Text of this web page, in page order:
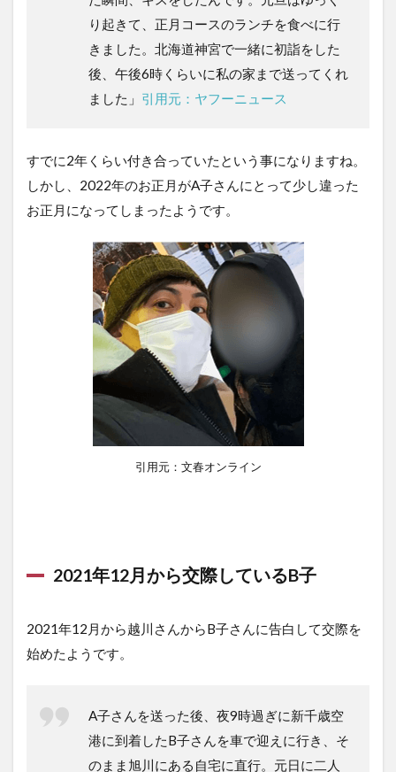
り起きて、正月コースのランチを食べに行
きました。北海道神宮で一緒に初詣をした
後、午後6時くらいに私の家まで送ってくれ
ました」 引用元：ヤフーニュース
すでに2年くらい付き合っていたという事になりますね。
しかし、2022年のお正月がA子さんにとって少し違った
お正月になってしまったようです。
引用元：文春オンライン
2021年12月から交際しているB子
2021年12月から越川さんからB子さんに告白して交際を
始めたようです。
A子さんを送った後、夜9時過ぎに新千歳空
港に到着したB子さんを車で迎えに行き、そ
のまま旭川にある自宅に直行。元日に二人